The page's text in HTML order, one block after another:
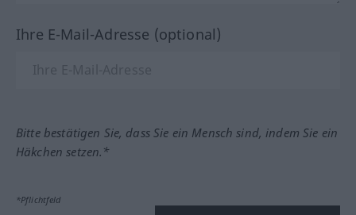
Ihre E-Mail-Adresse (optional)
Bitte bestätigen Sie, dass Sie ein Mensch sind, indem Sie ein
Häkchen setzen.*
*Pflichtfeld